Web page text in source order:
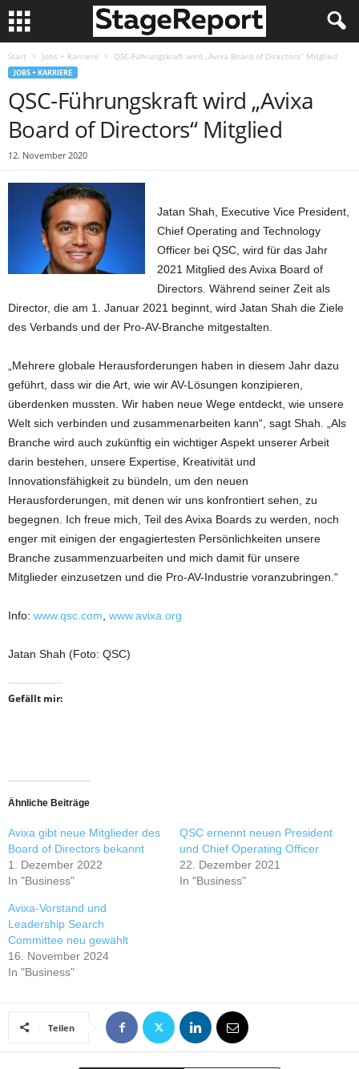
Start Jobs + Karriere QSC-Führungskraft wird „Avixa Board of Directors“ Mitglied
JOBS + KARRIERE
QSC-Führungskraft wird „Avixa
Board of Directors“ Mitglied
12. November 2020
Jatan Shah, Executive Vice President,
Chief Operating and Technology
Officer bei QSC, wird für das Jahr
2021 Mitglied des Avixa Board of
Directors. Während seiner Zeit als
Director, die am 1. Januar 2021 beginnt, wird Jatan Shah die Ziele
des Verbands und der Pro-AV-Branche mitgestalten.
„Mehrere globale Herausforderungen haben in diesem Jahr dazu
geführt, dass wir die Art, wie wir AV-Lösungen konzipieren,
überdenken mussten. Wir haben neue Wege entdeckt, wie unsere
Welt sich verbinden und zusammenarbeiten kann“, sagt Shah. „Als
Branche wird auch zukünftig ein wichtiger Aspekt unserer Arbeit
darin bestehen, unsere Expertise, Kreativität und
Innovationsfähigkeit zu bündeln, um den neuen
Herausforderungen, mit denen wir uns konfrontiert sehen, zu
begegnen. Ich freue mich, Teil des Avixa Boards zu werden, noch
enger mit einigen der engagiertesten Persönlichkeiten unsere
Branche zusammenzuarbeiten und mich damit für unsere
Mitglieder einzusetzen und die Pro-AV-Industrie voranzubringen.“
Info: www.qsc.com www.avixa.org
Jatan Shah (Foto: QSC)
Gefällt mir:
Ähnliche Beiträge
Avixa gibt neue Mitglieder des
Board of Directors bekannt
1. Dezember 2022
In "Business"
QSC ernennt neuen President
und Chief Operating Officer
22. Dezember 2021
In "Business"
Avixa-Vorstand und
Leadership Search
Committee neu gewählt
16. November 2024
In "Business"
Teilen